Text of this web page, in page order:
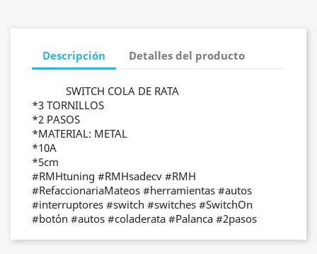
Descripción Detalles del producto
SWITCH COLA DE RATA
*3 TORNILLOS
*2 PASOS
*MATERIAL: METAL
*10A
*5cm
#RMHtuning #RMHsadecv #RMH
#RefaccionariaMateos #herramientas #autos
#interruptores #switch #switches #SwitchOn
#botón #autos #coladerata #Palanca #2pasos